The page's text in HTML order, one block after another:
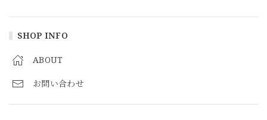
SHOP INFO
ABOUT
お問い合わせ